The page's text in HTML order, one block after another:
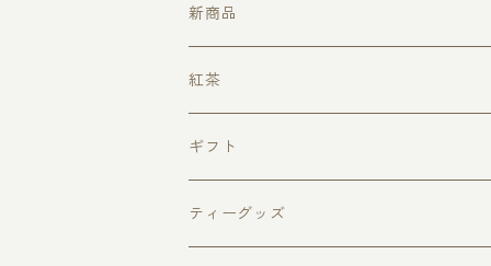
新商品
クリスマスティー
ローズフォレスト
アップルパイ
紅茶
ピュアセイロンティー（無添加・無着香
キャンディ
フレーバードティー
ギフト
ピュアセイロンティー３種セット
ティーグッズ